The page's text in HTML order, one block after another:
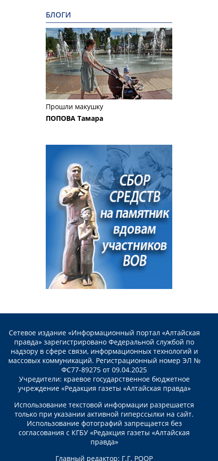
БЛОГИ
Прошли макушку
ПОПОВА Тамара
Сетевое издание «Информационный портал «Алтайская
правда» зарегистрировано Федеральной службой по
надзору в сфере связи, информационных технологий и
массовых коммуникаций. Регистрационный номер ЭЛ №
ФС77-89275 от 09.04.2025
Учредители: краевое государственное бюджетное
учреждение «Редакция газеты «Алтайская правда»
Использование текстовой информации разрешается
только при указании активной гиперссылки на сайт.
Использование фотографий запрещается без
согласования с КГБУ «Редакция газеты «Алтайская
правда»
Главный редактор: Г.Г. РООР